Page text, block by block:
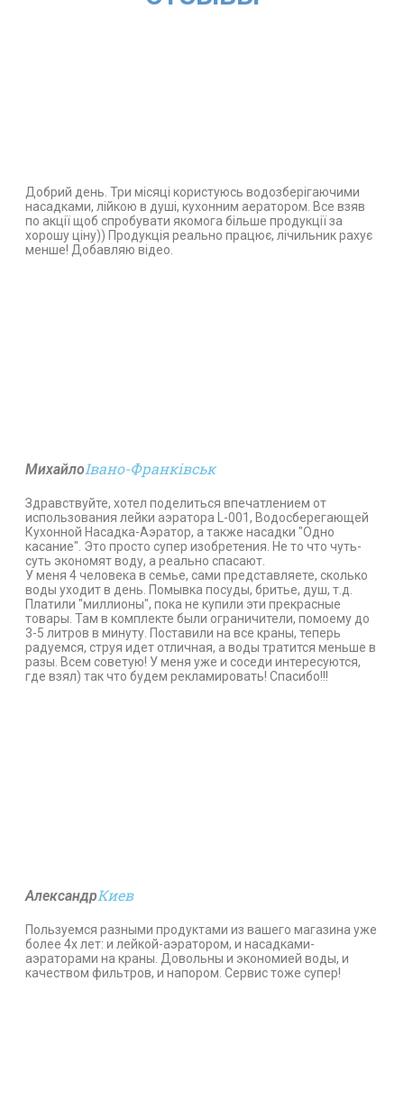
Добрий день. Три місяці користуюсь водозберігаючими
насадками, лійкою в душі, кухонним аератором. Все взяв
по акції щоб спробувати якомога більше продукції за
хорошу ціну)) Продукція реально працює, лічильник рахує
менше! Добавляю відео.
МихайлоІвано-Франківськ
Здравствуйте, хотел поделиться впечатлением от
использования лейки аэратора L-001, Водосберегающей
Кухонной Насадка-Аэратор, а также насадки "Одно
касание". Это просто супер изобретения. Не то что чуть-
суть экономят воду, а реально спасают.
У меня 4 человека в семье, сами представляете, сколько
воды уходит в день. Помывка посуды, бритье, душ, т.д.
Платили "миллионы", пока не купили эти прекрасные
товары. Там в комплекте были ограничители, помоему до
3-5 литров в минуту. Поставили на все краны, теперь
радуемся, струя идет отличная, а воды тратится меньше в
разы. Всем советую! У меня уже и соседи интересуются,
где взял) так что будем рекламировать! Спасибо!!!
АлександрКиев
Пользуемся разными продуктами из вашего магазина уже
более 4х лет: и лейкой-аэратором, и насадками-
аэраторами на краны. Довольны и экономией воды, и
качеством фильтров, и напором. Сервис тоже супер!